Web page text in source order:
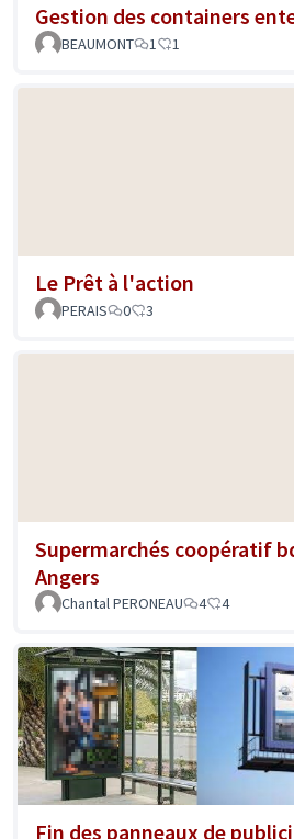
Gestion des containers
BEAUMONT
1 1
Le Prêt à l'action
PERAIS
0 3
Supermarchés coopératif
Angers
Chantal PERONEAU 4 4
Fin des panneaux de